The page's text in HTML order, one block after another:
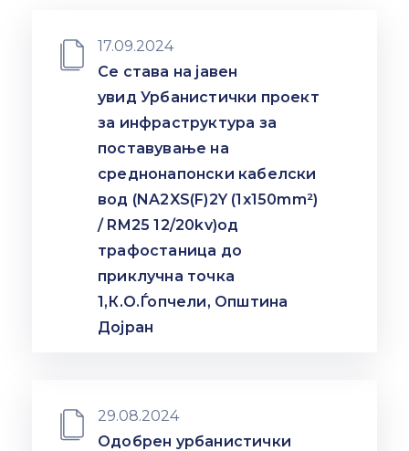
Финансии
Туризам
17.09.2024
Се става на јавен
увид Урбанистички проект
за инфраструктура за
поставување на
среднонапонски кабелски
вод (NA2XS(F)2Y (1x150mm²)
/ RM25 12/20kv)од
трафостаница до
приклучна точка
1,К.О.Ѓопчели, Општина
Дојран
29.08.2024
Одобрен урбанистички